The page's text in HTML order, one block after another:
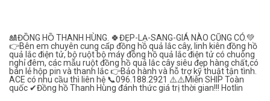
🎎ĐỒNG HỒ THANH HÙNG. 🍀ĐẸP-LẠ-SANG-GIÁ NÀO CŨNG CÓ.💚
👉Bên em chuyên cung cấp đồng hồ quả lắc cây, linh kiên đồng hồ
quả lắc điện tử, bộ ruột bộ máy đồng hồ quả lắc điện tử có chuông
nghỉ đêm, các mẫu ruột đồng hồ quả lắc cây siêu đẹp hàng chất,có
bán lẻ hộp pin và thanh lắc 👉Bảo hành và hỗ trợ kỹ thuật tận tình.
ACE có nhu cầu thì liên hệ 📞096.188.2921 ⚠️⚠️Miễn SHIP Toàn
quốc ✔Đồng hồ Thanh Hùng đánh thức giá trị thời gian!!! Hotlin